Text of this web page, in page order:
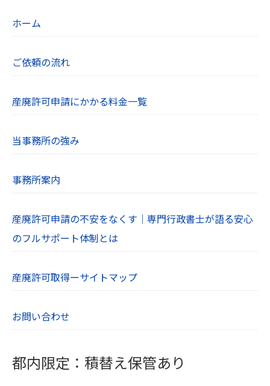
ホーム
ご依頼の流れ
産廃許可申請にかかる料金一覧
当事務所の強み
事務所案内
産廃許可申請の不安をなくす｜専門行政書士が語る安心
のフルサポート体制とは
産廃許可取得ーサイトマップ
お問い合わせ
都内限定：積替え保管あり